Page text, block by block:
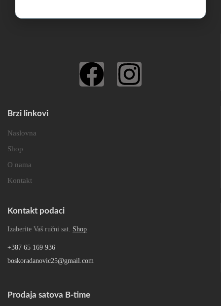
Brzi linkovi
Naslovna
Shop
O nama
Kontakt
Kontakt podaci
Izaberite Vaš ručni sat. Shop
+387 65 169 936
boskoradanovic25@gmail.com
Prodaja satova B-time